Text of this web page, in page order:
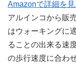
Amazonで詳細を見
アルインコから販
はウォーキングに
ることの出来る速
の歩行速度に合わ